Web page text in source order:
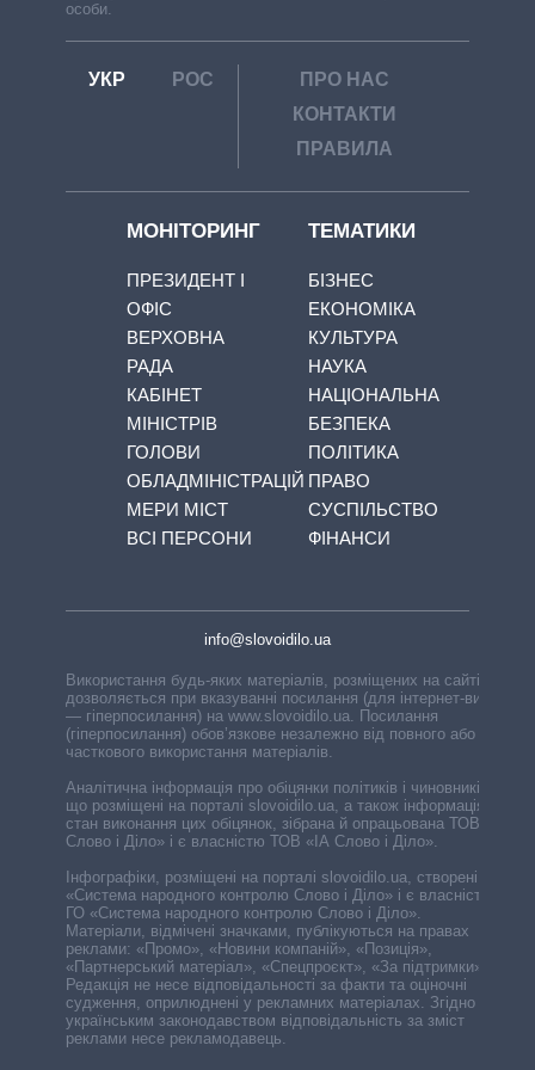
особи.
УКР РОС
ПРО НАС
КОНТАКТИ
ПРАВИЛА
МОНІТОРИНГ
ПРЕЗИДЕНТ І
ОФІС
ВЕРХОВНА
РАДА
КАБІНЕТ
МІНІСТРІВ
ГОЛОВИ
ОБЛАДМІНІСТРАЦІЙ
МЕРИ МІСТ
ВСІ ПЕРСОНИ
ТЕМАТИКИ
БІЗНЕС
ЕКОНОМІКА
КУЛЬТУРА
НАУКА
НАЦІОНАЛЬНА
БЕЗПЕКА
ПОЛІТИКА
ПРАВО
СУСПІЛЬСТВО
ФІНАНСИ
info@slovoidilo.ua
Використання будь-яких матеріалів, розміщених на сайті,
дозволяється при вказуванні посилання (для інтернет-видань
— гіперпосилання) на www.slovoidilo.ua. Посилання
(гіперпосилання) обов’язкове незалежно від повного або
часткового використання матеріалів.
Аналітична інформація про обіцянки політиків і чиновників,
що розміщені на порталі slovoidilo.ua, а також інформація про
стан виконання цих обіцянок, зібрана й опрацьована ТОВ «ІА
Слово і Діло» і є власністю ТОВ «ІА Слово і Діло».
Інфографіки, розміщені на порталі slovoidilo.ua, створені ГО
«Система народного контролю Слово і Діло» і є власністю
ГО «Система народного контролю Слово і Діло».
Матеріали, відмічені значками, публікуються на правах
реклами: «Промо», «Новини компаній», «Позиція»,
«Партнерський матеріал», «Спецпроєкт», «За підтримки».
Редакція не несе відповідальності за факти та оціночні
судження, оприлюднені у рекламних матеріалах. Згідно з
українським законодавством відповідальність за зміст
реклами несе рекламодавець.